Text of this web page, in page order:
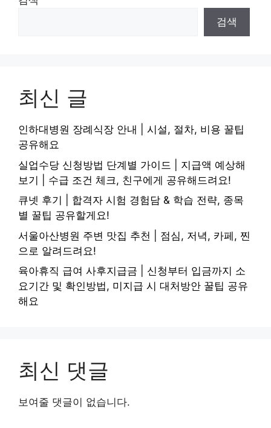
검색
최신 글
인하대병원 장례식장 안내 | 시설, 절차, 비용 꿀팁
공유해요
실업수당 신청방법 단계별 가이드 | 지급액 예상해
보기 | 수급 조건 체크, 친구에게 공유해드려요!
큐넷 후기 | 합격자 시험 경험담 & 학습 전략, 종목
별 꿀팁 공유할게요!
서울아산병원 주변 맛집 추천 | 점심, 저녁, 카페, 찐
으로 알려드려요!
육아휴직 급여 사후지급금 | 신청부터 입금까지 소
요기간 및 확인방법, 미지급 시 대처방안 꿀팁 공유
해요
최신 댓글
보여줄 댓글이 없습니다.